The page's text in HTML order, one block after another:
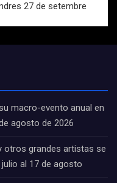
27 de setembre
macro-evento anual en
agosto de 2026
otros grandes artistas se
julio al 17 de agosto